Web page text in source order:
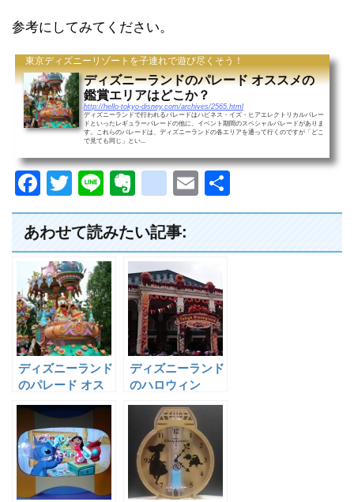
参考にしてみてください。
東京ディズニーリゾートを子連れで遊び尽くそう！
ディズニーランドのパレード オススメの
鑑賞エリアはどこか？
http://hello-tokyo-disney.com/archives/2565.html
ディズニーランドで行われるパレードはハピネス・イズ・ヒアエレクトリカルパレー
ドといったレギュラーパレードの他に、イベント期間のスペシャルパレードがありま
す。これらのパレードは、ディズニーランドの各エリアを通って行くのですが「どこ
で見ても同じ」とい...
F
a
c
e
b
o
o
k
T
wi
tt
er
Li
n
e
v
er
n
ot
e
g
o
o
gl
e
_
b
o
o
k
m
ar
ks
E
m 有
あわせて読みたい記事:
ディズニーランド
のパレード オス
はどこか？
ディズニーランド
のハロウィン
ド＆フードメニュ